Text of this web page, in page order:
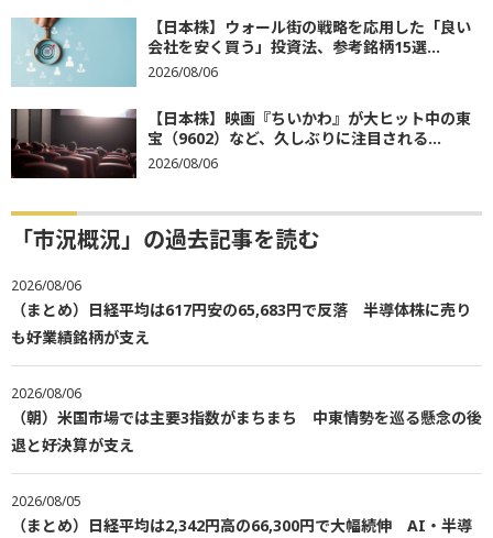
【日本株】ウォール街の戦略を応用した「良い
会社を安く買う」投資法、参考銘柄15選...
2026/08/06
【日本株】映画『ちいかわ』が大ヒット中の東
宝（9602）など、久しぶりに注目される...
2026/08/06
「市況概況」の過去記事を読む
2026/08/06
（まとめ）日経平均は617円安の65,683円で反落 半導体株に売り
も好業績銘柄が支え
2026/08/06
（朝）米国市場では主要3指数がまちまち 中東情勢を巡る懸念の後
退と好決算が支え
2026/08/05
（まとめ）日経平均は2,342円高の66,300円で大幅続伸 AI・半導